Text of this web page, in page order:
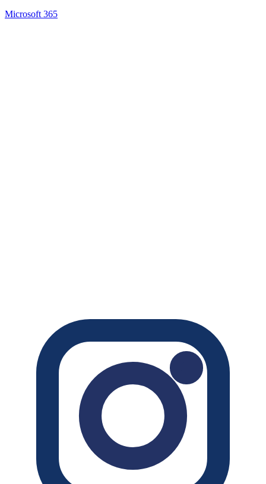
Microsoft 365